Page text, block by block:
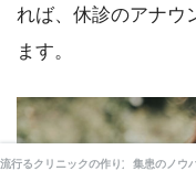
れば、休診のアナウ
ます。
流行るクリニックの作り方 集患のノウ